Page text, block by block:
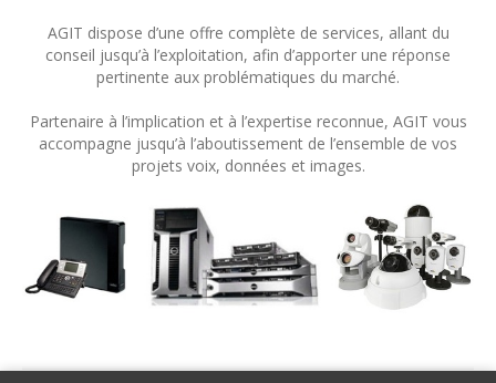
AGIT dispose d’une offre complète de services, allant du
conseil jusqu’à l’exploitation, afin d’apporter une réponse
pertinente aux problématiques du marché.
Partenaire à l’implication et à l’expertise reconnue, AGIT vous
accompagne jusqu’à l’aboutissement de l’ensemble de vos
projets voix, données et images.